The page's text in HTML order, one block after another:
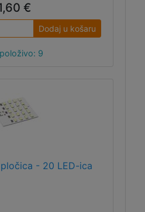
€
Dodaj u košaru
9
- 20 LED-ica